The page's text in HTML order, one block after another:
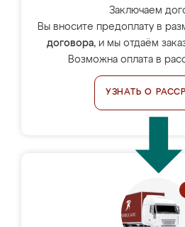
Заключаем
Вы вносите предоплату в
договора, и мы отдаём
Возможна оплата в
УЗНАТЬ О